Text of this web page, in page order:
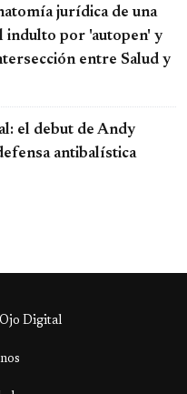
jurídica de una
indulto por 'autopen' y
entre Salud y
el debut de Andy
antibalística
Digital